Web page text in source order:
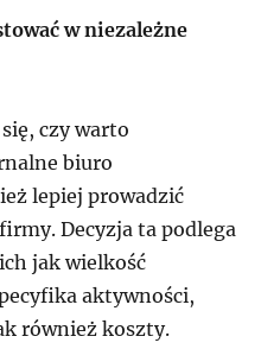
w niezależne
czy warto
biuro
lepiej prowadzić
Decyzja ta podlega
jak wielkość
aktywności,
również koszty.